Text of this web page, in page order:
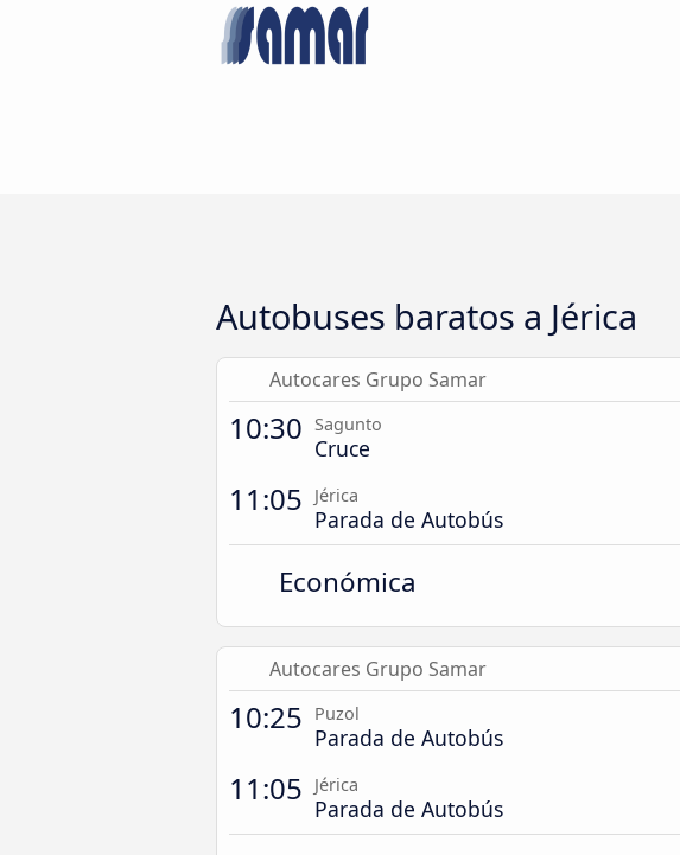
Autobuses baratos a Jérica
Autocares Grupo Samar
10:30 Sagunto
Cruce
11:05 Jérica
Parada de Autobús
Económica
Autocares Grupo Samar
10:25 Puzol
Parada de Autobús
11:05 Jérica
Parada de Autobús